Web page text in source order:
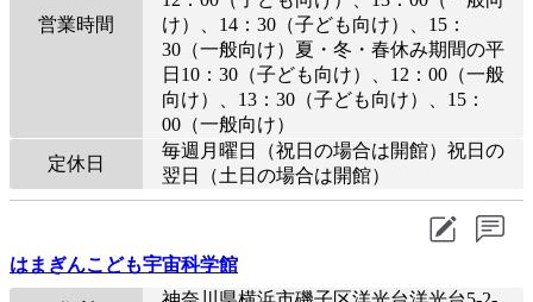
営業時間
け）、14：30（子ども向け）、15：
30（一般向け）夏・冬・春休み期間の平
日10：30（子ども向け）、12：00（一般
向け）、13：30（子ども向け）、15：
00（一般向け）
定休日
毎週月曜日（祝日の場合は開館）祝日の
翌日（土日の場合は開館）
はまぎんこども宇宙科学館